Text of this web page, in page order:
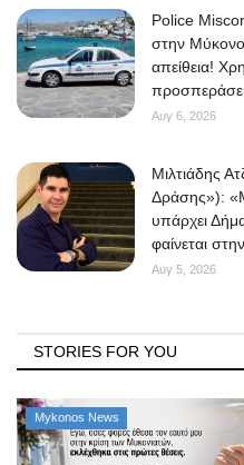
Police
στην
απείθεια!
Αυγ 6, 2026
Μιλτιάδης
Δράσης»):
υπάρχει
φαίνεται
Αυγ 5, 2026
STORIES FOR YOU
Mykonos News